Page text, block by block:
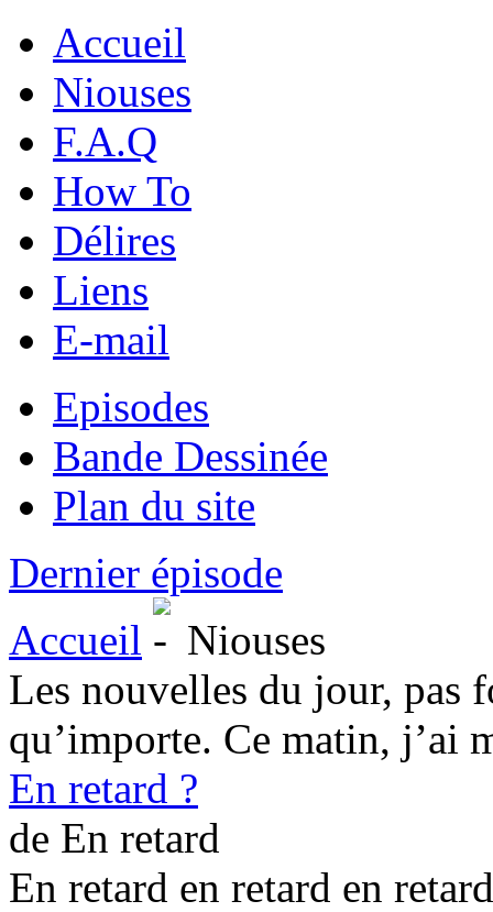
Accueil
Niouses
F.A.Q
How To
Délires
Liens
E-mail
Episodes
Bande Dessinée
Plan du site
Dernier épisode
Accueil
Niouses
Les nouvelles du jour, pas
qu’importe. Ce matin, j’ai
En retard ?
de En retard
En retard en retard en